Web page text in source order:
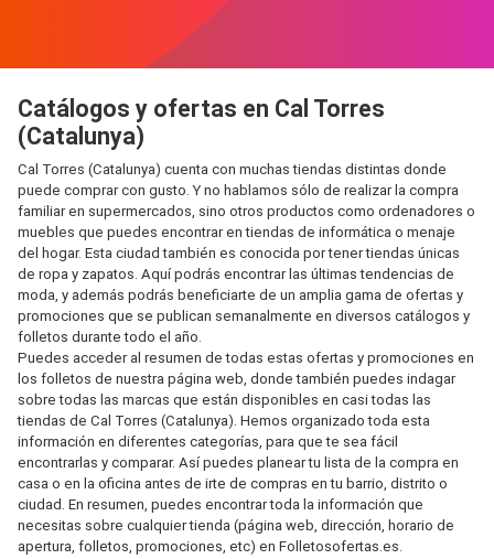
Catálogos y ofertas en Cal Torres
(Catalunya)
Cal Torres (Catalunya) cuenta con muchas tiendas distintas donde
puede comprar con gusto. Y no hablamos sólo de realizar la compra
familiar en supermercados, sino otros productos como ordenadores o
muebles que puedes encontrar en tiendas de informática o menaje
del hogar. Esta ciudad también es conocida por tener tiendas únicas
de ropa y zapatos. Aquí podrás encontrar las últimas tendencias de
moda, y además podrás beneficiarte de un amplia gama de ofertas y
promociones que se publican semanalmente en diversos catálogos y
folletos durante todo el año.
Puedes acceder al resumen de todas estas ofertas y promociones en
los folletos de nuestra página web, donde también puedes indagar
sobre todas las marcas que están disponibles en casi todas las
tiendas de Cal Torres (Catalunya). Hemos organizado toda esta
información en diferentes categorías, para que te sea fácil
encontrarlas y comparar. Así puedes planear tu lista de la compra en
casa o en la oficina antes de irte de compras en tu barrio, distrito o
ciudad. En resumen, puedes encontrar toda la información que
necesitas sobre cualquier tienda (página web, dirección, horario de
apertura, folletos, promociones, etc) en Folletosofertas.es.